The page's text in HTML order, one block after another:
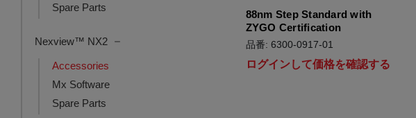
Spare Parts
Nexview™ NX2
Accessories
Mx Software
Spare Parts
88nm Step Standard with
ZYGO Certification
品番: 6300-0917-01
ログインして価格を確認する